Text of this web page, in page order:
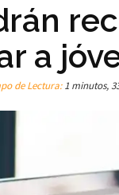
a
de Lectura:1 minutos,